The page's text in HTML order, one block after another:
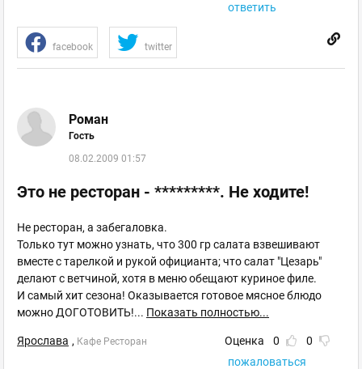
ответить
facebook twitter
Роман
Гость
08.02.2009 01:57
Это не ресторан - *********. Не ходите!
Не ресторан, а забегаловка.
Только тут можно узнать, что 300 гр салата взвешивают
вместе с тарелкой и рукой официанта; что салат "Цезарь"
делают с ветчиной, хотя в меню обещают куриное филе.
И самый хит сезона! Оказывается готовое мясное блюдо
можно ДОГОТОВИТЬ!... Показать полностью...
Ярослава , Кафе Ресторан Оценка 0
0
пожаловаться